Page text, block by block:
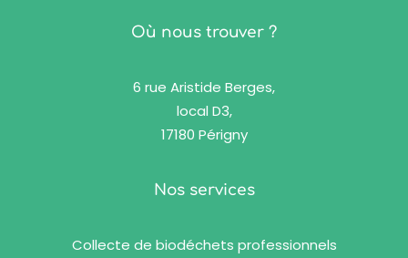
Où nous trouver ?
6 rue Aristide Berges,
local D3,
17180 Périgny
Nos services
Collecte de biodéchets professionnels